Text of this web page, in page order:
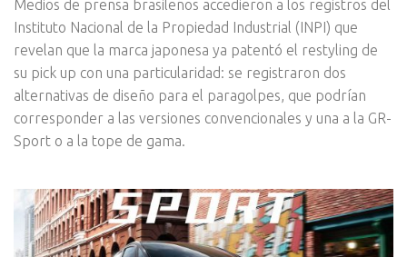
Medios de prensa brasileños accedieron a los registros del
Instituto Nacional de la Propiedad Industrial (INPI) que
revelan que la marca japonesa ya patentó el restyling de
su pick up con una particularidad: se registraron dos
alternativas de diseño para el paragolpes, que podrían
corresponder a las versiones convencionales y una a la GR-
Sport o a la tope de gama.